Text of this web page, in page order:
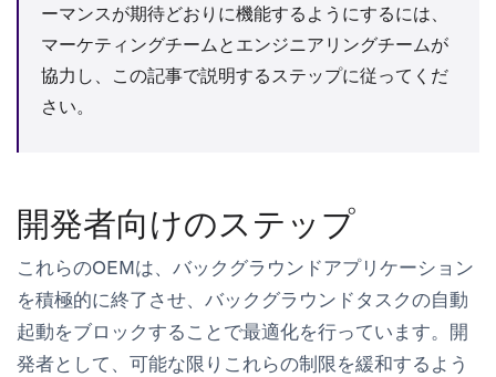
ーマンスが期待どおりに機能するようにするには、
マーケティングチームとエンジニアリングチームが
協力し、この記事で説明するステップに従ってくだ
さい。
開発者向けのステップ
これらのOEMは、バックグラウンドアプリケーション
を積極的に終了させ、バックグラウンドタスクの自動
起動をブロックすることで最適化を行っています。開
発者として、可能な限りこれらの制限を緩和するよう